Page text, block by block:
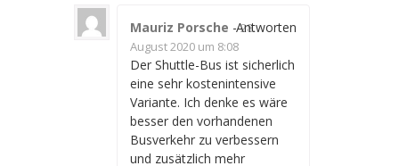
Mauriz Porsche -28.
August 2020 um 8:08
Der Shuttle-Bus ist sicherlich
eine sehr kostenintensive
Variante. Ich denke es wäre
besser den vorhandenen
Busverkehr zu verbessern
und zusätzlich mehr
Antworten